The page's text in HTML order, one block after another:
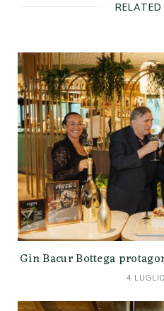
Gin Bacur Bottega
4